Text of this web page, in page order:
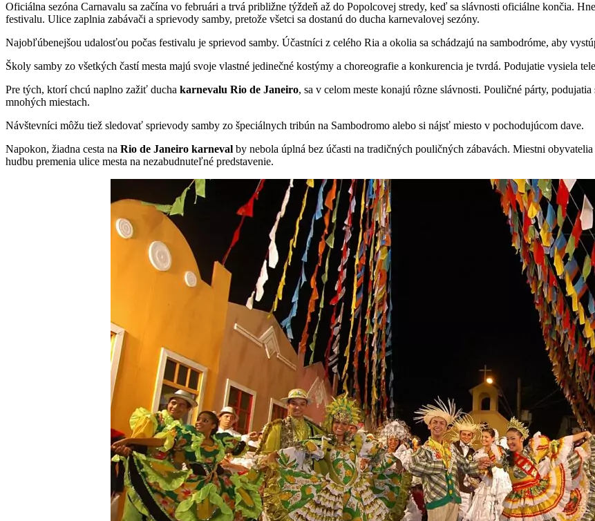
Oficiálna sezóna Carnavalu sa začína vo februári a trvá približne týždeň až do Popolcovej stredy, keď sa slávnosti oficiálne končia.
festivalu. Ulice zaplnia zabávači a sprievody samby, pretože všetci sa dostanú do ducha karnevalovej sezóny.
Najobľúbenejšou udalosťou počas festivalu je sprievod samby. Účastníci z celého Ria a okolia sa schádzajú na sambodróme, aby
Školy samby zo všetkých častí mesta majú svoje vlastné jedinečné kostýmy a choreografie a konkurencia je tvrdá. Podujatie vysiela
Pre tých, ktorí chcú naplno zažiť ducha karnevalu Rio de Janeiro, sa v celom meste konajú rôzne slávnosti. Pouličné párty,
mnohých miestach.
Návštevníci môžu tiež sledovať sprievody samby zo špeciálnych tribún na Sambodromo alebo si nájsť miesto v pochodujúcom dave.
Napokon, žiadna cesta na Rio de Janeiro karneval by nebola úplná bez účasti na tradičných pouličných zábavách. Miestni
hudbu premenia ulice mesta na nezabudnuteľné predstavenie.